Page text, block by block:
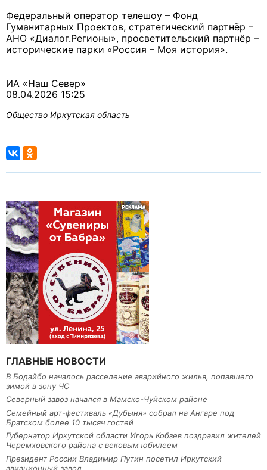
Федеральный оператор телешоу – Фонд
Гуманитарных Проектов, стратегический партнёр –
АНО «Диалог.Регионы», просветительский партнёр –
исторические парки «Россия – Моя история».
ИА «Наш Север»
08.04.2026 15:25
Общество Иркутская область
ГЛАВНЫЕ НОВОСТИ
В Бодайбо началось расселение аварийного жилья, попавшего
зимой в зону ЧС
Северный завоз начался в Мамско-Чуйском районе
Семейный арт-фестиваль «Дубыня» собрал на Ангаре под
Братском более 10 тысяч гостей
Губернатор Иркутской области Игорь Кобзев поздравил жителей
Черемховского района с вековым юбилеем
Президент России Владимир Путин посетил Иркутский